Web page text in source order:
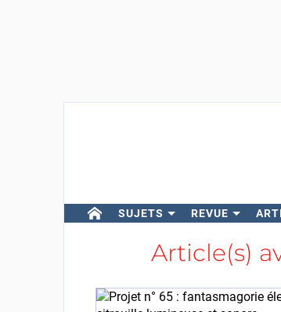
SUJETS REVUE
Article(s)